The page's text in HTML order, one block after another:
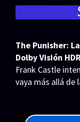
SERIES
Series 1080p
Series 720p
Series 1080p 60 FPS
The Punisher:
Dolby Visión
Frank Castle
vaya más allá de